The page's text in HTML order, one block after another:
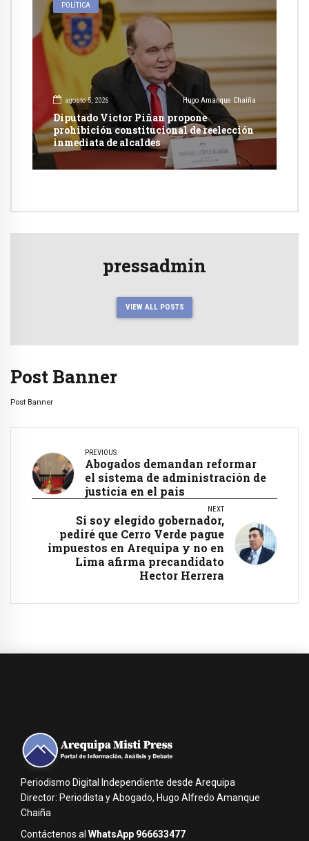
POLÍTICA
agosto 5, 2026 Hugo Amanque Chaiña
Diputado Victor Piñan propone
prohibición constitucional de reelección
inmediata de alcaldes
pressadmin
VIEW ALL POSTS
Post Banner
Post Banner
PREVIOUS
Abogados demandan reformar
el sistema de administración de
justicia en el pais
NEXT
Si soy elegido gobernador,
pediré que Cerro Verde pague
impuestos en Arequipa y no en
Lima afirma precandidato
Hector Herrera
Periodismo Digital Independiente desde Arequipa
Director: Periodista y Abogado, Hugo Alfredo Amanque
Chaiña
Contáctenos al WhatsApp 966633477